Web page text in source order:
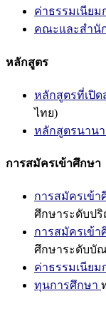
ค่าธรรมเนียม
คณะและสำนั
หลักสูตร
หลักสูตรที่เปิ
ไทย)
หลักสูตรนาน
การสมัครเข้าศึกษา
การสมัครเข้
ศึกษาระดับป
การสมัครเข้
ศึกษาระดับบั
ค่าธรรมเนียม
ทุนการศึกษา